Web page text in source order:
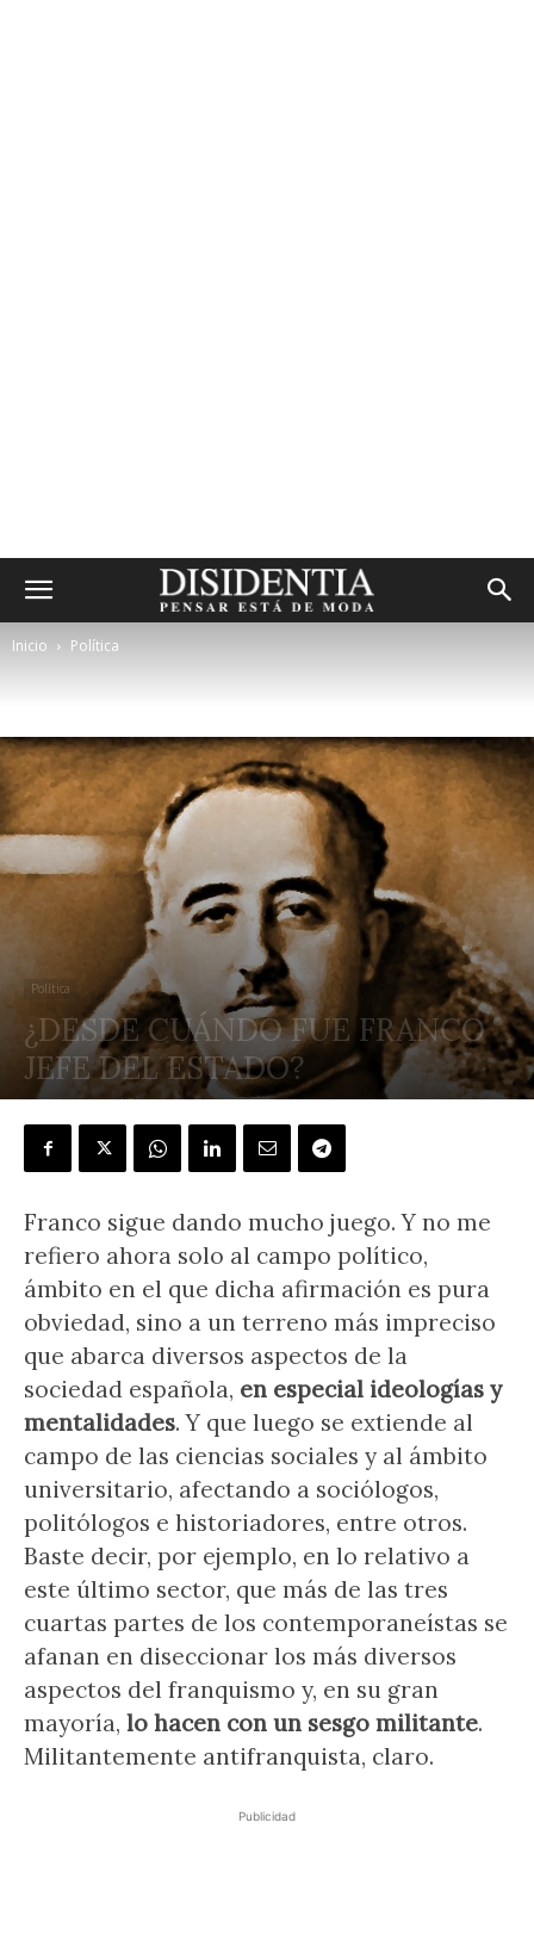
Inicio Política
Política
¿DESDE CUÁNDO FUE FRANCO
JEFE DEL ESTADO?
POR RAFAEL NÚÑEZ FLORENCIO - 8 junio, 2019
Franco sigue dando mucho juego. Y no me
refiero ahora solo al campo político,
ámbito en el que dicha afirmación es pura
obviedad, sino a un terreno más impreciso
que abarca diversos aspectos de la
sociedad española, en especial ideologías y
mentalidades. Y que luego se extiende al
campo de las ciencias sociales y al ámbito
universitario, afectando a sociólogos,
politólogos e historiadores, entre otros.
Baste decir, por ejemplo, en lo relativo a
este último sector, que más de las tres
cuartas partes de los contemporaneístas se
afanan en diseccionar los más diversos
aspectos del franquismo y, en su gran
mayoría, lo hacen con un sesgo militante.
Militantemente antifranquista, claro.
Publicidad